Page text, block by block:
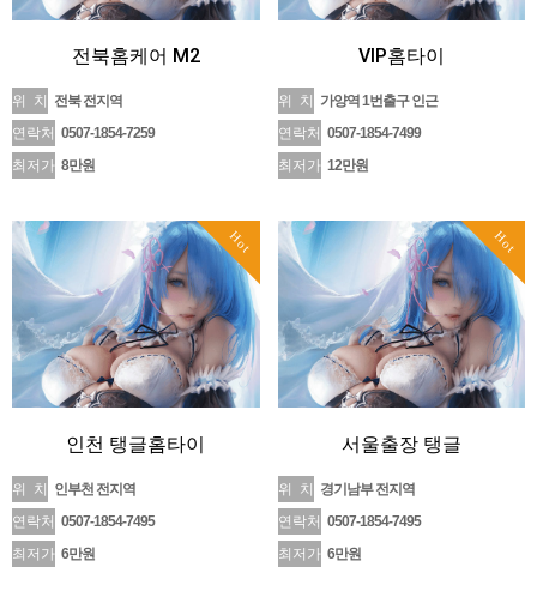
전북홈케어 M2
위 치
전북 전지역
연락처 0507-1854-7259
최저가 8만원
VIP홈타이
위 치
가양역 1번출구 인근
연락처 0507-1854-7499
최저가 12만원
Hot
인천 탱글홈타이
위 치 인부천 전지역
연락처 0507-1854-7495
최저가 6만원
Hot
서울출장 탱글
위 치 경기남부 전지역
연락처 0507-1854-7495
최저가 6만원